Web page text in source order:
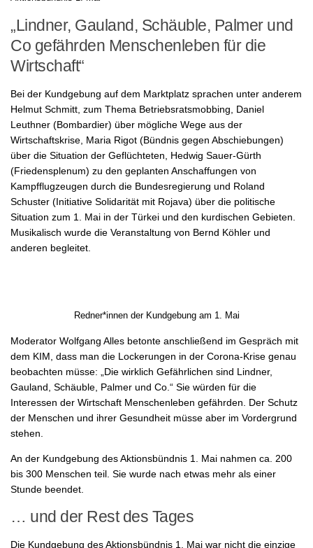
„Lindner, Gauland, Schäuble, Palmer und
Co gefährden Menschenleben für die
Wirtschaft“
Bei der Kundgebung auf dem Marktplatz sprachen unter anderem
Helmut Schmitt, zum Thema Betriebsratsmobbing, Daniel
Leuthner (Bombardier) über mögliche Wege aus der
Wirtschaftskrise, Maria Rigot (Bündnis gegen Abschiebungen)
über die Situation der Geflüchteten, Hedwig Sauer-Gürth
(Friedensplenum) zu den geplanten Anschaffungen von
Kampfflugzeugen durch die Bundesregierung und Roland
Schuster (Initiative Solidarität mit Rojava) über die politische
Situation zum 1. Mai in der Türkei und den kurdischen Gebieten.
Musikalisch wurde die Veranstaltung von Bernd Köhler und
anderen begleitet.
Redner*innen der Kundgebung am 1. Mai
Moderator Wolfgang Alles betonte anschließend im Gespräch mit
dem KIM, dass man die Lockerungen in der Corona-Krise genau
beobachten müsse: „Die wirklich Gefährlichen sind Lindner,
Gauland, Schäuble, Palmer und Co.“ Sie würden für die
Interessen der Wirtschaft Menschenleben gefährden. Der Schutz
der Menschen und ihrer Gesundheit müsse aber im Vordergrund
stehen.
An der Kundgebung des Aktionsbündnis 1. Mai nahmen ca. 200
bis 300 Menschen teil. Sie wurde nach etwas mehr als einer
Stunde beendet.
… und der Rest des Tages
Die Kundgebung des Aktionsbündnis 1. Mai war nicht die einzige